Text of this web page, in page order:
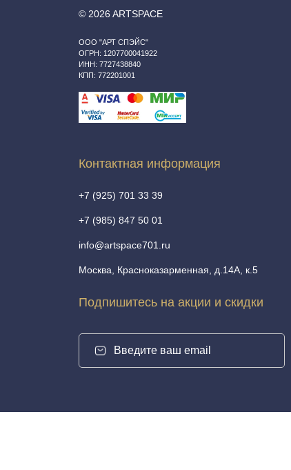
© 2026 ARTSPACE
ООО "АРТ СПЭЙС"
ОГРН: 1207700041922
ИНН: 7727438840
КПП: 772201001
Контактная информация
+7 (925) 701 33 39
+7 (985) 847 50 01
info@artspace701.ru
Москва, Красноказарменная, д.14А, к.5
Подпишитесь на акции и скидки